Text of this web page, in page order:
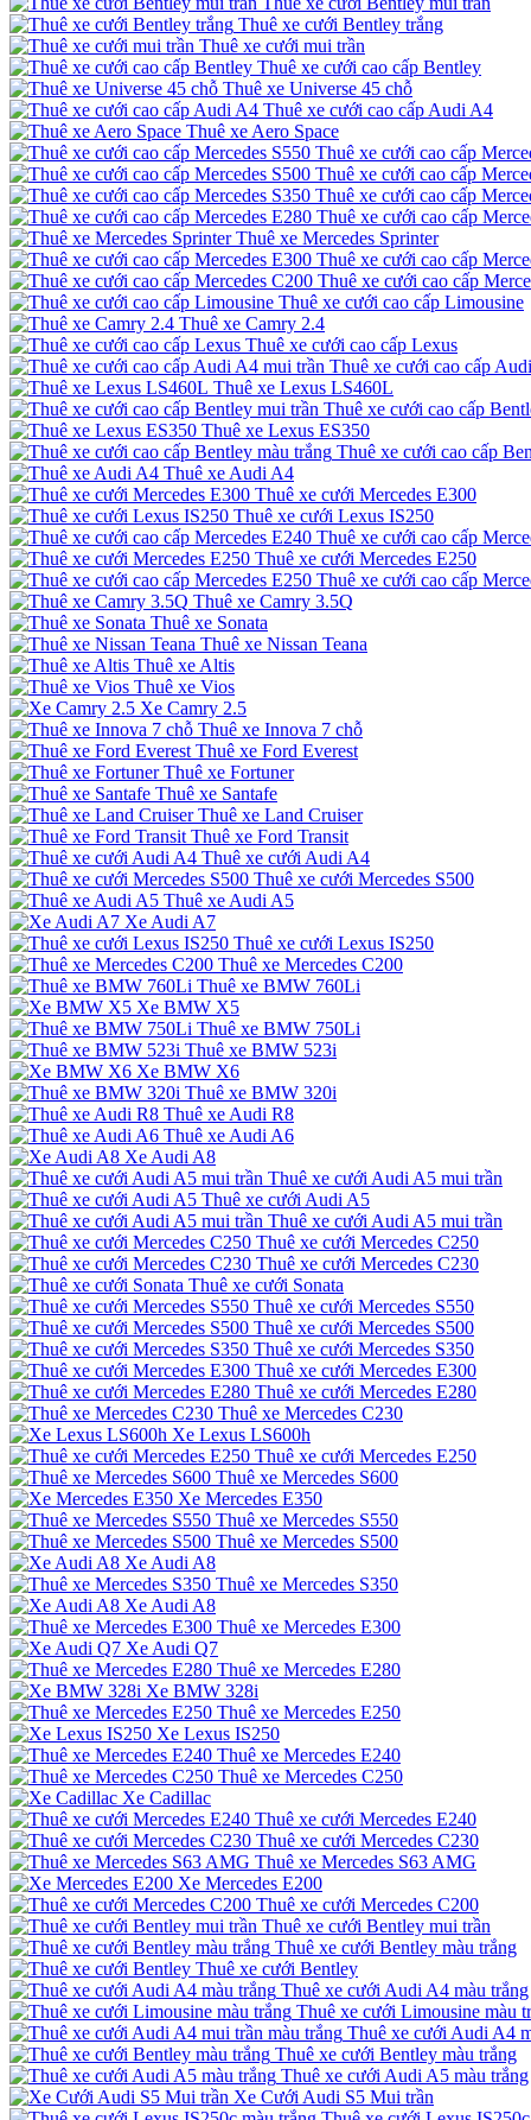
Thuê xe cưới Bentley trắng
Thuê xe cưới mui trần
Thuê xe cưới cao cấp Bentley
Thuê xe Universe 45 chỗ
Thuê xe cưới cao cấp Audi A4
Thuê xe Aero Space
Thuê xe cưới cao cấp
Thuê xe cưới cao cấp
Thuê xe cưới cao cấp
Thuê xe cưới cao cấp
Thuê xe Mercedes Sprinter
Thuê xe cưới cao cấp
Thuê xe cưới cao cấp
Thuê xe cưới cao cấp Limousine
Thuê xe Camry 2.4
Thuê xe cưới cao cấp Lexus
Thuê xe cưới cao cấp
Thuê xe Lexus LS460L
Thuê xe cưới cao cấp
Thuê xe Lexus ES350
Thuê xe cưới cao cấp
Thuê xe Audi A4
Thuê xe cưới Mercedes E300
Thuê xe cưới Lexus IS250
Thuê xe cưới cao cấp
Thuê xe cưới Mercedes E250
Thuê xe cưới cao cấp
Thuê xe Camry 3.5Q
Thuê xe Sonata
Thuê xe Nissan Teana
Thuê xe Altis
Thuê xe Vios
Xe Camry 2.5
Thuê xe Innova 7 chỗ
Thuê xe Ford Everest
Thuê xe Fortuner
Thuê xe Santafe
Thuê xe Land Cruiser
Thuê xe Ford Transit
Thuê xe cưới Audi A4
Thuê xe cưới Mercedes S500
Thuê xe Audi A5
Xe Audi A7
Thuê xe cưới Lexus IS250
Thuê xe Mercedes C200
Thuê xe BMW 760Li
Xe BMW X5
Thuê xe BMW 750Li
Thuê xe BMW 523i
Xe BMW X6
Thuê xe BMW 320i
Thuê xe Audi R8
Thuê xe Audi A6
Xe Audi A8
Thuê xe cưới Audi A5 mui trần
Thuê xe cưới Audi A5
Thuê xe cưới Audi A5 mui trần
Thuê xe cưới Mercedes C250
Thuê xe cưới Mercedes C230
Thuê xe cưới Sonata
Thuê xe cưới Mercedes S550
Thuê xe cưới Mercedes S500
Thuê xe cưới Mercedes S350
Thuê xe cưới Mercedes E300
Thuê xe cưới Mercedes E280
Thuê xe Mercedes C230
Xe Lexus LS600h
Thuê xe cưới Mercedes E250
Thuê xe Mercedes S600
Xe Mercedes E350
Thuê xe Mercedes S550
Thuê xe Mercedes S500
Xe Audi A8
Thuê xe Mercedes S350
Xe Audi A8
Thuê xe Mercedes E300
Xe Audi Q7
Thuê xe Mercedes E280
Xe BMW 328i
Thuê xe Mercedes E250
Xe Lexus IS250
Thuê xe Mercedes E240
Thuê xe Mercedes C250
Xe Cadillac
Thuê xe cưới Mercedes E240
Thuê xe cưới Mercedes C230
Thuê xe Mercedes S63 AMG
Xe Mercedes E200
Thuê xe cưới Mercedes C200
Thuê xe cưới Bentley mui trần
Thuê xe cưới Bentley màu trắng
Thuê xe cưới Bentley
Thuê xe cưới Audi A4 màu trắng
Thuê xe cưới Limousine màu
Thuê xe cưới Audi A4
Thuê xe cưới Bentley màu trắng
Thuê xe cưới Audi A5 màu trắng
Xe Cưới Audi S5 Mui trần